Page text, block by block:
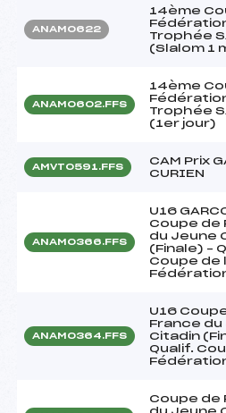
ANAM0622
14ème
Trophée
(Slalom 1
ANAM0602.FFS
14ème
Trophée
(1er jour)
AMVT0591.FFS
CAM Prix
CURIEN
ANAM0366.FFS
U16
Coupe de
du Jeune
(Finale) –
Coupe de
ANAM0364.FFS
U16
France du
Citadin
Qualif.
Coupe de
du Jeune